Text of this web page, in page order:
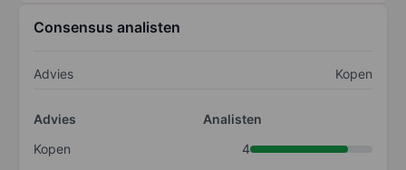
Consensus analisten
Advies Kopen
Advies
Analisten
Kopen
4